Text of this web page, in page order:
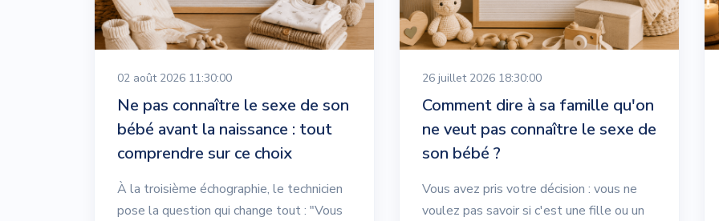
02 août 2026 11:30:00
Ne pas connaître le sexe de son
bébé avant la naissance : tout
comprendre sur ce choix
À la troisième échographie, le technicien
pose la question qui change tout : "Vous
26 juillet 2026 18:30:00
Comment dire à sa famille qu'on
ne veut pas connaître le sexe de
son bébé ?
Vous avez pris votre décision : vous ne
voulez pas savoir si c'est une fille ou un